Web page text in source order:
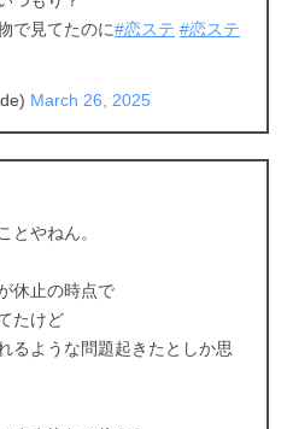
で見てたのに#恋ステ #恋ステ
March 26, 2025
とやねん。
休止の時点で
たけど
るような問題起きたとしか思